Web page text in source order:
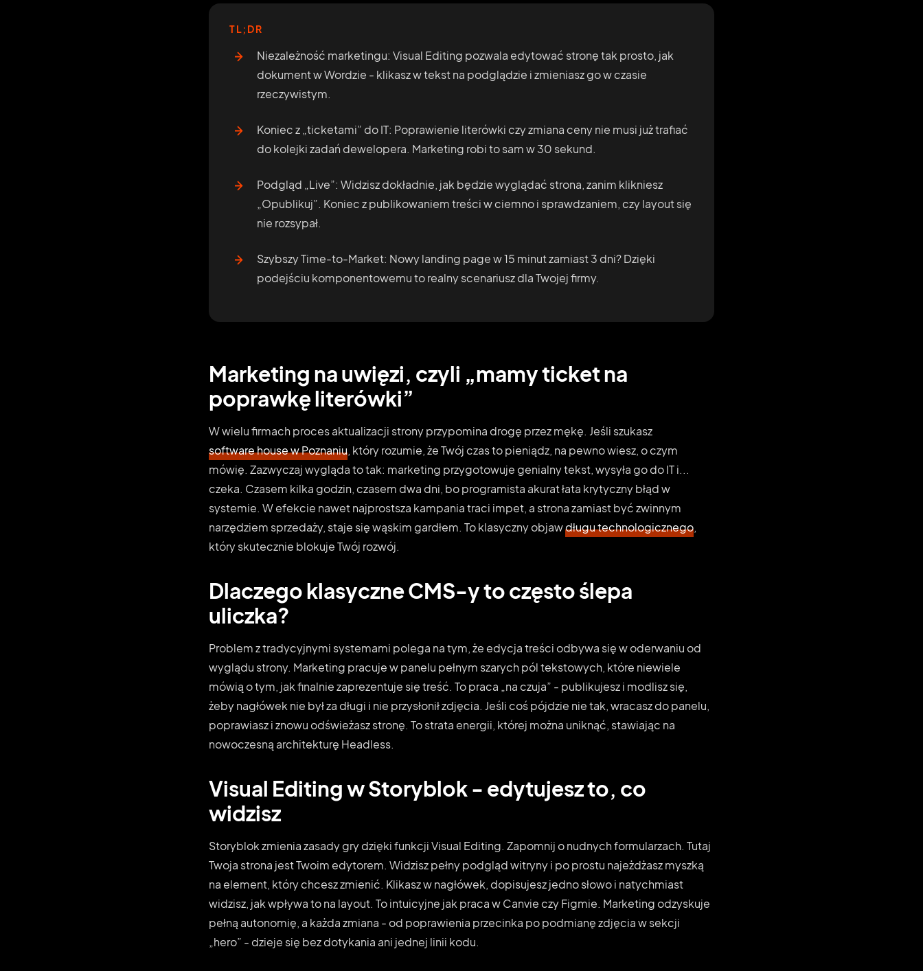
TL;DR
Niezależność marketingu: Visual Editing pozwala edytować stronę tak prosto, jak
dokument w Wordzie - klikasz w tekst na podglądzie i zmieniasz go w czasie
rzeczywistym.
Koniec z „ticketami” do IT: Poprawienie literówki czy zmiana ceny nie musi już trafiać
do kolejki zadań dewelopera. Marketing robi to sam w 30 sekund.
Podgląd „Live”: Widzisz dokładnie, jak będzie wyglądać strona, zanim klikniesz
„Opublikuj”. Koniec z publikowaniem treści w ciemno i sprawdzaniem, czy layout się
nie rozsypał.
Szybszy Time-to-Market: Nowy landing page w 15 minut zamiast 3 dni? Dzięki
podejściu komponentowemu to realny scenariusz dla Twojej firmy.
Marketing na uwięzi, czyli „mamy ticket na
poprawkę literówki”
W wielu firmach proces aktualizacji strony przypomina drogę przez mękę. Jeśli szukasz
software house w Poznaniu, który rozumie, że Twój czas to pieniądz, na pewno wiesz, o czym
mówię. Zazwyczaj wygląda to tak: marketing przygotowuje genialny tekst, wysyła go do IT i...
czeka. Czasem kilka godzin, czasem dwa dni, bo programista akurat łata krytyczny błąd w
systemie. W efekcie nawet najprostsza kampania traci impet, a strona zamiast być zwinnym
narzędziem sprzedaży, staje się wąskim gardłem. To klasyczny objawdługu technologicznego,
który skutecznie blokuje Twój rozwój.
Dlaczego klasyczne CMS-y to często ślepa
uliczka?
Problem z tradycyjnymi systemami polega na tym, że edycja treści odbywa się w oderwaniu od
wyglądu strony. Marketing pracuje w panelu pełnym szarych pól tekstowych, które niewiele
mówią o tym, jak finalnie zaprezentuje się treść. To praca „na czuja” - publikujesz i modlisz się,
żeby nagłówek nie był za długi i nie przysłonił zdjęcia. Jeśli coś pójdzie nie tak, wracasz do panelu,
poprawiasz i znowu odświeżasz stronę. To strata energii, której można uniknąć, stawiając na
nowoczesną architekturę Headless.
Visual Editing w Storyblok - edytujesz to, co
widzisz
Storyblok zmienia zasady gry dzięki funkcji Visual Editing. Zapomnij o nudnych formularzach. Tutaj
Twoja strona jest Twoim edytorem. Widzisz pełny podgląd witryny i po prostu najeżdżasz myszką
na element, który chcesz zmienić. Klikasz w nagłówek, dopisujesz jedno słowo i natychmiast
widzisz, jak wpływa to na layout. To intuicyjne jak praca w Canvie czy Figmie. Marketing odzyskuje
pełną autonomię, a każda zmiana - od poprawienia przecinka po podmianę zdjęcia w sekcji
„hero” - dzieje się bez dotykania ani jednej linii kodu.